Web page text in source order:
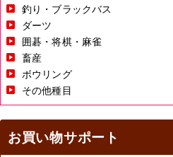
釣り・ブラックバス
ダーツ
囲碁・将棋・麻雀
畜産
ボウリング
その他種目
お買い物サポート